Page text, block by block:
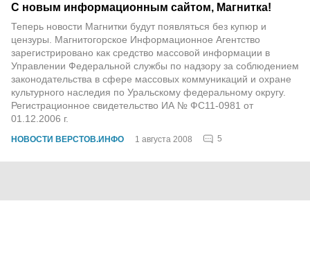
НОВОСТИ ВЕРСТОВ.ИНФО 1 августа 2008 5
С новым информационным сайтом, Магнитка!
Теперь новости Магнитки будут появляться без купюр и
цензуры. Магнитогорское Информационное Агентство
зарегистрировано как средство массовой информации в
Управлении Федеральной службы по надзору за соблюдением
законодательства в сфере массовых коммуникаций и охране
культурного наследия по Уральскому федеральному округу.
Регистрационное свидетельство ИА № ФС11-0981 от
01.12.2006 г.